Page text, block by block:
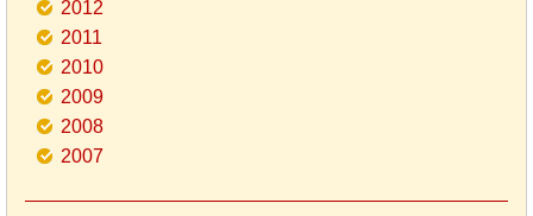
2012
2011
2010
2009
2008
2007